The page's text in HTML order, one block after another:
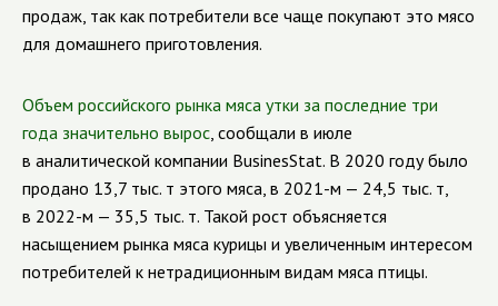
продаж, так как потребители все чаще покупают это мясо
для домашнего приготовления.
Объем российского рынка мяса утки за последние три
года значительно вырос, сообщали в июле
в аналитической компании BusinesStat. В 2020 году было
продано 13,7 тыс. т этого мяса, в 2021-м — 24,5 тыс. т,
в 2022-м — 35,5 тыс. т. Такой рост объясняется
насыщением рынка мяса курицы и увеличенным интересом
потребителей к нетрадиционным видам мяса птицы.